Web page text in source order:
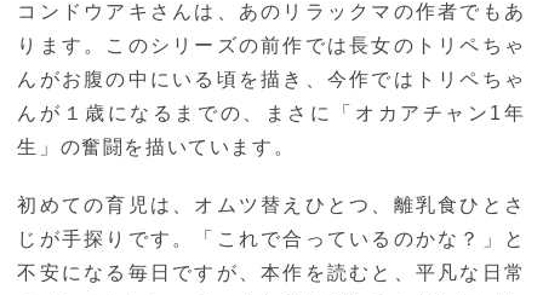
コンドウアキさんは、あのリラックマの作者でもあ
ります。このシリーズの前作では長女のトリペちゃ
んがお腹の中にいる頃を描き、今作ではトリペちゃ
んが１歳になるまでの、まさに「オカアチャン1年
生」の奮闘を描いています。
初めての育児は、オムツ替えひとつ、離乳食ひとさ
じが手探りです。「これで合っているのかな？」と
不安になる毎日ですが、本作を読むと、平凡な日常